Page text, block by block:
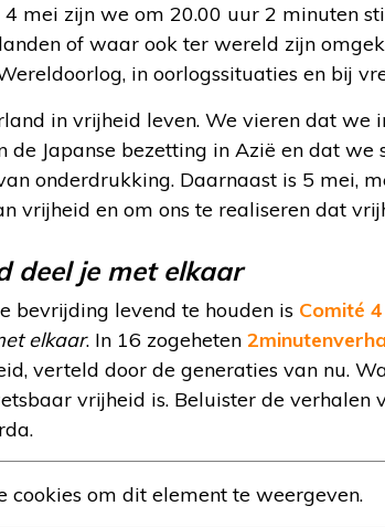
mei zijn we om 20.00 uur 2 minuten
of waar ook ter wereld zijn
in oorlogssituaties en bij
in vrijheid leven. We vieren dat we
Japanse bezetting in Azië en dat we
onderdrukking. Daarnaast is 5 mei,
vrijheid en om ons te realiseren dat
deel je met elkaar
bevrijding levend te houden is Comité
elkaar. In 16 zogeheten
verteld door de generaties van nu.
vrijheid is. Beluister de verhalen
cookies om dit element te weergeven.